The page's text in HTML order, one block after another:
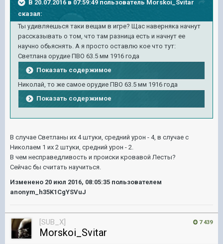
В 20.07.2016 в 07:59:49 пользователь Morskoi_Svitar
сказал:
Ты удивляешься таки вещам в игре? Щас наверняка начнут
рассказывать о том, что там разница есть и начнут ее
научно обьяснять. А я просто оставлю кое что тут:
Светлана орудие ПВО 63.5 мм 1916 года
Показать содержимое
Николай, то же самое орудие ПВО 63.5 мм 1916 года
Показать содержимое
В случае Светланы их 4 штуки, средний урон - 4, в случае с
Николаем 1 их 2 штуки, средний урон - 2.
В чем несправедливость и происки кровавой Лесты?
Сейчас бы считать научиться.
Изменено 20 июл 2016, 08:05:35 пользователем
anonym_h35K1CgYSVuJ
7 439
[SUB_X]
Morskoi_Svitar